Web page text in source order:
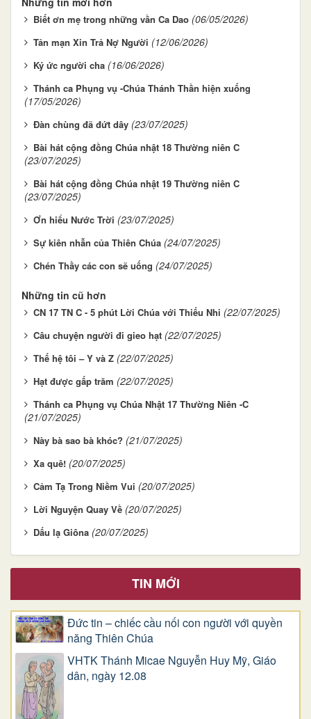
Biết ơn mẹ trong những vần Ca Dao (06/05/2026)
Tản mạn Xin Trả Nợ Người (12/06/2026)
Ký ức người cha (16/06/2026)
Thánh ca Phụng vụ -Chúa Thánh Thần hiện xuống
(17/05/2026)
Đàn chùng đã đứt dây (23/07/2025)
Bài hát cộng đồng Chúa nhật 18 Thường niên C
(23/07/2025)
Bài hát cộng đồng Chúa nhật 19 Thường niên C
(23/07/2025)
Ơn hiểu Nước Trời (23/07/2025)
Sự kiên nhẫn của Thiên Chúa (24/07/2025)
Chén Thầy các con sẽ uống (24/07/2025)
Những tin cũ hơn
CN 17 TN C - 5 phút Lời Chúa với Thiếu Nhi (22/07/2025)
Câu chuyện người đi gieo hạt (22/07/2025)
Thế hệ tôi – Y và Z (22/07/2025)
Hạt được gấp trăm (22/07/2025)
Thánh ca Phụng vụ Chúa Nhật 17 Thường Niên -C
(21/07/2025)
Này bà sao bà khóc? (21/07/2025)
Xa quê! (20/07/2025)
Cảm Tạ Trong Niềm Vui (20/07/2025)
Lời Nguyện Quay Về (20/07/2025)
Dấu lạ Giôna (20/07/2025)
TIN MỚI
Đức tin – chiếc cầu nối con người với quyền
năng Thiên Chúa
VHTK Thánh Micae Nguyễn Huy Mỹ, Giáo
dân, ngày 12.08